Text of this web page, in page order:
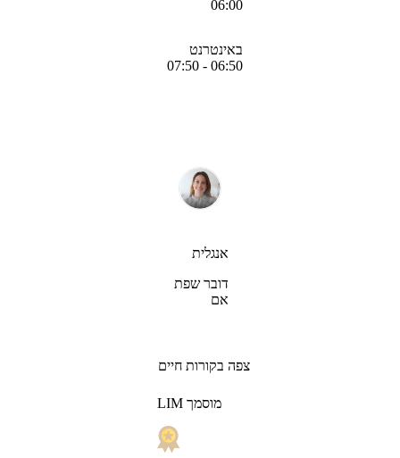
06:00
באינטרנט
06:50 - 07:50
אנגלית
דובר שפת
אם
צפה בקורות חיים
LIM מוסמך